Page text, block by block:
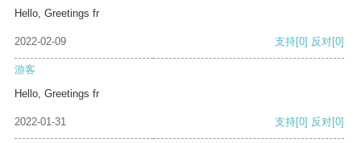
Hello, Greetings fr
2022-02-09 支持[0] 反对[0]
游客
Hello, Greetings fr
2022-01-31 支持[0] 反对[0]